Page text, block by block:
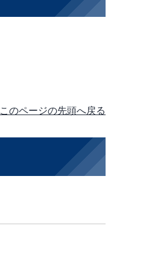
このページの先頭へ戻る